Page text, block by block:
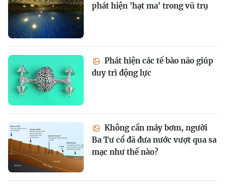
phát hiện 'hạt ma' trong vũ trụ
Phát hiện các tế bào não giúp
duy trì động lực
Không cần máy bơm, người
Ba Tư cổ đã đưa nước vượt qua sa
mạc như thế nào?